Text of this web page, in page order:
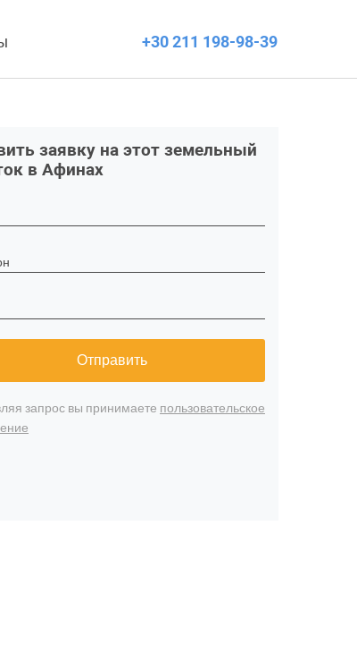
+30 211 198-98-39
заявку на этот земельный
в Афинах
Отправить
запрос вы принимаете пользовательское